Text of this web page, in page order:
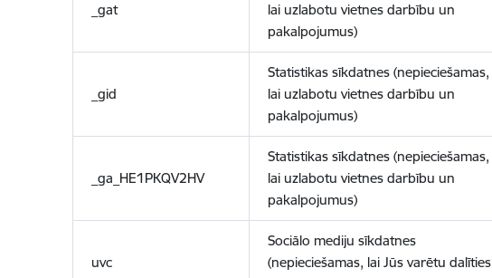
_gat
lai uzlabotu vietnes darbību un
pakalpojumus)
_gid
Statistikas sīkdatnes (nepieciešamas,
lai uzlabotu vietnes darbību un
pakalpojumus)
_ga_HE1PKQV2HV
Statistikas sīkdatnes (nepieciešamas,
lai uzlabotu vietnes darbību un
pakalpojumus)
uvc
Sociālo mediju sīkdatnes
(nepieciešamas, lai Jūs varētu dalīties